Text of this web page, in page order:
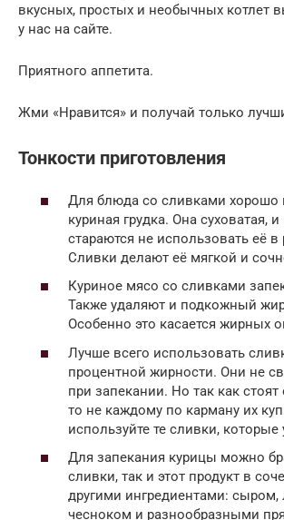
вкусных, простых и необычных котлет
у нас на сайте.
Приятного аппетита.
Жми «Нравится» и получай только
Тонкости приготовления
Для блюда со сливками хорошо
куриная грудка. Она суховатая,
стараются не использовать её в
Сливки делают её мягкой и
Куриное мясо со сливками
Также удаляют и подкожный
Особенно это касается жирных
Лучше всего использовать
процентной жирности. Они не
при запекании. Но так как
то не каждому по карману их
используйте те сливки, которые
Для запекания курицы можно
сливки, так и этот продукт в
другими ингредиентами: сыром,
чесноком и разнообразными